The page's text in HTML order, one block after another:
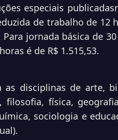
especiais
de trabalho de 12
jornada básica de
é de R$ 1.515,53.
as disciplinas de arte,
filosofia, física,
sociologia e